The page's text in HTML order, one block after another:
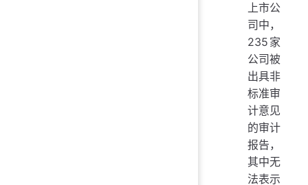
上市公
司中，
235家
公司被
出具非
标准审
计意见
的审计
报告，
其中无
法表示